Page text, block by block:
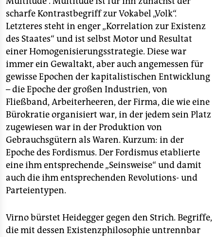
scharfe Kontrastbegriff zur Vokabel „Volk“.
Letzteres steht in enger „Korrelation zur Existenz
des Staates“ und ist selbst Motor und Resultat
einer Homogenisierungsstrategie. Diese war
immer ein Gewaltakt, aber auch angemessen für
gewisse Epochen der kapitalistischen Entwicklung
– die Epoche der großen Industrien, von
Fließband, Arbeiterheeren, der Firma, die wie eine
Bürokratie organisiert war, in der jedem sein Platz
zugewiesen war in der Produktion von
Gebrauchsgütern als Waren. Kurzum: in der
Epoche des Fordismus. Der Fordismus etablierte
eine ihm entsprechende „Seinsweise“ und damit
auch die ihm entsprechenden Revolutions- und
Parteientypen.
Virno bürstet Heidegger gegen den Strich. Begriffe,
die mit dessen Existenzphilosophie untrennbar